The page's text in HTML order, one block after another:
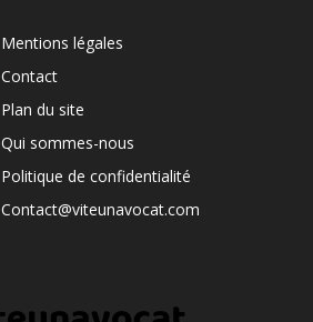
Mentions légales
Contact
Plan du site
Qui sommes-nous
Politique de confidentialité
Contact@viteunavocat.com